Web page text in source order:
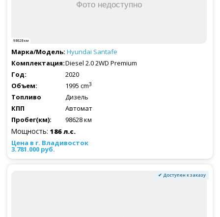
98628 км
Hyundai Santafe
Diesel 2.0 2WD Premium
2020
1995 cm3
Дизель
Автомат
98628 км
Мощность: 186 л.с.
3.781.000 руб.
✔ Доступен к заказу